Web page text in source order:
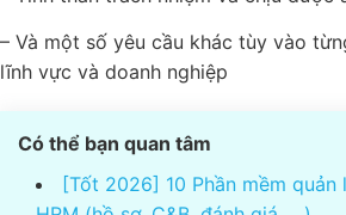
việc
Có thể bạn quan tâm